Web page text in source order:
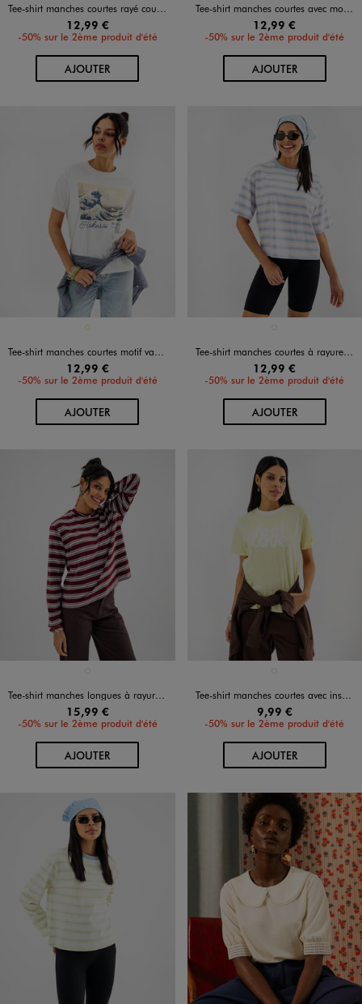
Tee-shirt manches courtes rayé coupe oversize femme
12,99 €
-50% sur le 2ème produit d'été
AJOUTERAU PANIER
Tee-shirt manches courtes avec motif poitrine et dos femme - Hello Kitty
12,99 €
-50% sur le 2ème produit d'été
AJOUTERAU PANIER
Tee-shirt manches courtes motif vague garçon - Hokusai
12,99 €
-50% sur le 2ème produit d'été
AJOUTERAU PANIER
Tee-shirt manches courtes à rayures coupe oversize femme
12,99 €
-50% sur le 2ème produit d'été
AJOUTERAU PANIER
Tee-shirt manches longues à rayures coupe large femme
15,99 €
-50% sur le 2ème produit d'été
AJOUTERAU PANIER
Tee-shirt manches courtes avec inscription coupe oversize femme
9,99 €
-50% sur le 2ème produit d'été
AJOUTERAU PANIER